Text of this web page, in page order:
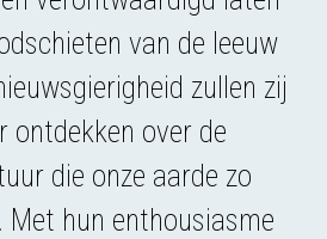
van de leeuw
zullen zij
ontdekken over de
die onze aarde zo
hun enthousiasme